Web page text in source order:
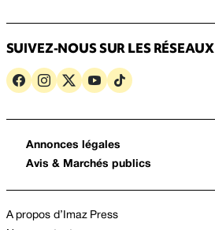
SUIVEZ-NOUS SUR LES RÉSEAUX
Annonces légales
Avis & Marchés publics
A propos d’Imaz Press